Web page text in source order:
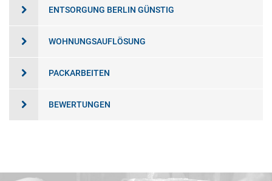
ENTSORGUNG BERLIN GÜNSTIG
WOHNUNGSAUFLÖSUNG
PACKARBEITEN
BEWERTUNGEN